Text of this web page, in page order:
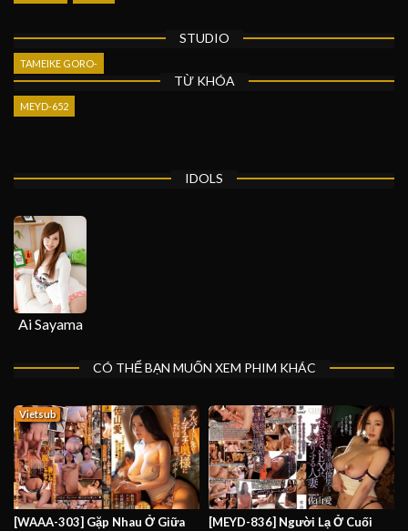
STUDIO
TAMEIKE GORO-
TỪ KHÓA
MEYD-652
IDOLS
Ai Sayama
CÓ THỂ BẠN MUỐN XEM PHIM KHÁC
[WAAA-303] Gặp Nhau Ở Giữa
Vietsub
[MEYD-836] Người Lạ Ở Cuối